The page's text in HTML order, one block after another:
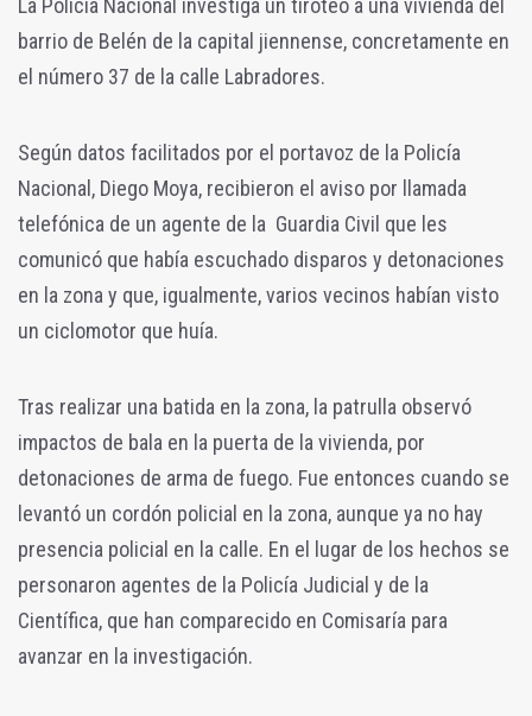
La Policía Nacional investiga un tiroteo a una vivienda del
barrio de Belén de la capital jiennense, concretamente en
el número 37 de la calle Labradores.
Según datos facilitados por el portavoz de la Policía
Nacional, Diego Moya, recibieron el aviso por llamada
telefónica de un agente de la Guardia Civil que les
comunicó que había escuchado disparos y detonaciones
en la zona y que, igualmente, varios vecinos habían visto
un ciclomotor que huía.
Tras realizar una batida en la zona, la patrulla observó
impactos de bala en la puerta de la vivienda, por
detonaciones de arma de fuego. Fue entonces cuando se
levantó un cordón policial en la zona, aunque ya no hay
presencia policial en la calle. En el lugar de los hechos se
personaron agentes de la Policía Judicial y de la
Científica, que han comparecido en Comisaría para
avanzar en la investigación.